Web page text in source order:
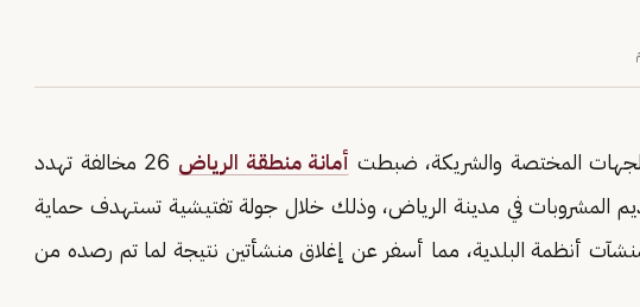
الجهات المختصة والشريكة، ضبطت أمانة منطقة الرياض
26 مخالفة تهدد
المشروبات في مدينة الرياض، وذلك خلال جولة تفتيشية تستهدف حماية
أنظمة البلدية، مما أسفر عن إغلاق منشأتين نتيجة لما تم رصده من